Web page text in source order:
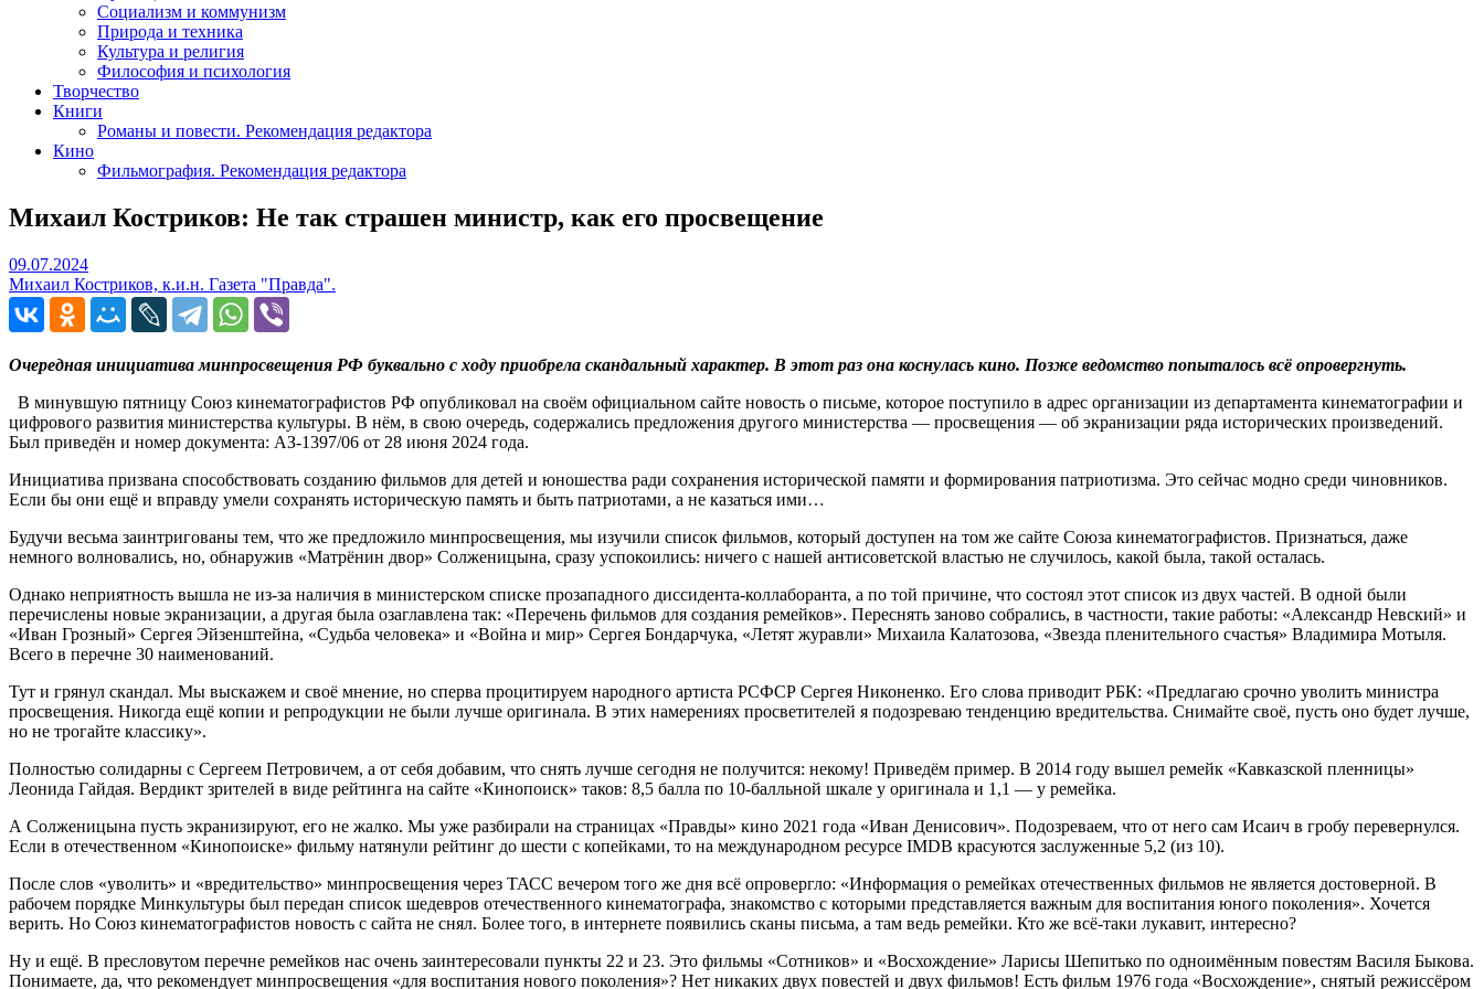
Социализм и коммунизм
Природа и техника
Культура и религия
Философия и психология
Творчество
Книги
Романы и повести. Рекомендация редактора
Кино
Фильмография. Рекомендация редактора
Михаил Костриков: Не так страшен министр, как его просвещение
09.07.202409.07.2024
Михаил Костриков, к.и.н. Газета "Правда".
Очередная инициатива минпросвещения РФ буквально с ходу приобрела скандальный характер. В этот раз она коснулась кино. Позже ведомство попыталось всё опровергнуть.
В минувшую пятницу Союз кинематографистов РФ опубликовал на своём официальном сайте новость о письме, которое поступило в адрес организации из департамента кинематографии и
цифрового развития министерства культуры. В нём, в свою очередь, содержались предложения другого министерства — просвещения — об экранизации ряда исторических произведений.
Был приведён и номер документа: АЗ-1397/06 от 28 июня 2024 года.
Инициатива призвана способствовать созданию фильмов для детей и юношества ради сохранения исторической памяти и формирования патриотизма. Это сейчас модно среди чиновников.
Если бы они ещё и вправду умели сохранять историческую память и быть патриотами, а не казаться ими…
Будучи весьма заинтригованы тем, что же предложило минпросвещения, мы изучили список фильмов, который доступен на том же сайте Союза кинематографистов. Признаться, даже
немного волновались, но, обнаружив «Матрёнин двор» Солженицына, сразу успокоились: ничего с нашей антисоветской властью не случилось, какой была, такой осталась.
Однако неприятность вышла не из-за наличия в министерском списке прозападного диссидента-коллаборанта, а по той причине, что состоял этот список из двух частей. В одной были
перечислены новые экранизации, а другая была озаглавлена так: «Перечень фильмов для создания ремейков». Переснять заново собрались, в частности, такие работы: «Александр Невский» и
«Иван Грозный» Сергея Эйзенштейна, «Судьба человека» и «Война и мир» Сергея Бондарчука, «Летят журавли» Михаила Калатозова, «Звезда пленительного счастья» Владимира Мотыля.
Всего в перечне 30 наименований.
Тут и грянул скандал. Мы выскажем и своё мнение, но сперва процитируем народного артиста РСФСР Сергея Никоненко. Его слова приводит РБК: «Предлагаю срочно уволить министра
просвещения. Никогда ещё копии и репродукции не были лучше оригинала. В этих намерениях просветителей я подозреваю тенденцию вредительства. Снимайте своё, пусть оно будет лучше,
но не трогайте классику».
Полностью солидарны с Сергеем Петровичем, а от себя добавим, что снять лучше сегодня не получится: некому! Приведём пример. В 2014 году вышел ремейк «Кавказской пленницы»
Леонида Гайдая. Вердикт зрителей в виде рейтинга на сайте «Кинопоиск» таков: 8,5 балла по 10-балльной шкале у оригинала и 1,1 — у ремейка.
А Солженицына пусть экранизируют, его не жалко. Мы уже разбирали на страницах «Правды» кино 2021 года «Иван Денисович». Подозреваем, что от него сам Исаич в гробу перевернулся.
Если в отечественном «Кинопоиске» фильму натянули рейтинг до шести с копейками, то на международном ресурсе IMDB красуются заслуженные 5,2 (из 10).
После слов «уволить» и «вредительство» минпросвещения через ТАСС вечером того же дня всё опровергло: «Информация о ремейках отечественных фильмов не является достоверной. В
рабочем порядке Минкультуры был передан список шедевров отечественного кинематографа, знакомство с которыми представляется важным для воспитания юного поколения». Хочется
верить. Но Союз кинематографистов новость с сайта не снял. Более того, в интернете появились сканы письма, а там ведь ремейки. Кто же всё-таки лукавит, интересно?
Ну и ещё. В пресловутом перечне ремейков нас очень заинтересовали пункты 22 и 23. Это фильмы «Сотников» и «Восхождение» Ларисы Шепитько по одноимённым повестям Василя Быкова.
Понимаете, да, что рекомендует минпросвещения «для воспитания нового поколения»? Нет никаких двух повестей и двух фильмов! Есть фильм 1976 года «Восхождение», снятый режиссёром